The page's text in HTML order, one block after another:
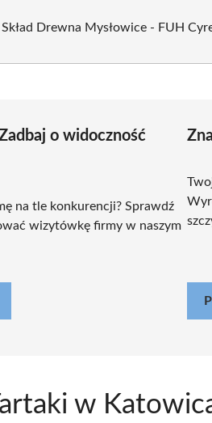
Skład Drewna Mysłowice - FUH
o widoczność
na tle konkurencji? Sprawdź
wizytówkę firmy w naszym
w